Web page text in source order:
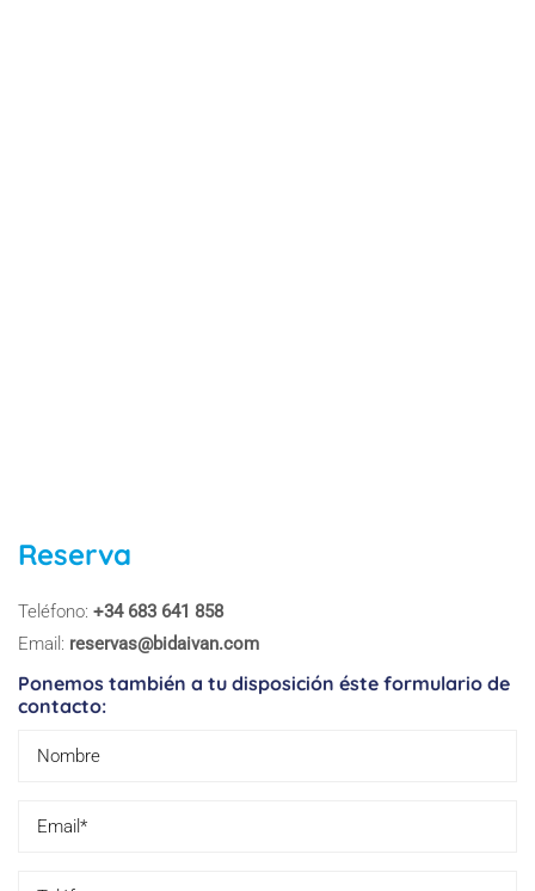
Reserva
Teléfono: +34 683 641 858
Email: reservas@bidaivan.com
Ponemos también a tu disposición éste formulario de
contacto: